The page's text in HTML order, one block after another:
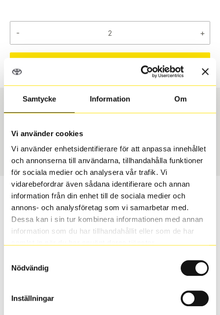
Samtycke Information Om
Vi använder cookies
Vi använder enhetsidentifierare för att anpassa innehållet
och annonserna till användarna, tillhandahålla funktioner
för sociala medier och analysera vår trafik. Vi
vidarebefordrar även sådana identifierare och annan
information från din enhet till de sociala medier och
annons- och analysföretag som vi samarbetar med.
Dessa kan i sin tur kombinera informationen med annan
information som du har tillhandahållit eller som de har
Nödvändig
Inställningar
- +
Däcktyp
Sommar
Däckstorlek
3420
Passar detta däck min bil?
Ange registreringsnummer för att se om det däck du
valt passar din bilmodell. Om du köper däck som skall
sättas på dina befintliga fälgar, se till att kolla en extra
Ibland kan fälgen ha bytts ut under årens lopp och
inte vara samma dimension som bilen hade ut från